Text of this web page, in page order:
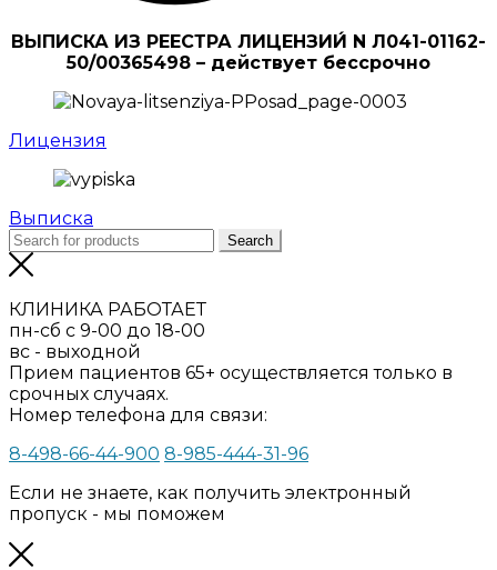
ВЫПИСКА ИЗ РЕЕСТРА ЛИЦЕНЗИИ́ N Л041-01162-
50/00365498 – действует бессрочно
Лицензия
Выписка
Search
КЛИНИКА РАБОТАЕТ
пн-сб с 9-00 до 18-00
вс - выходной
Прием пациентов 65+ осуществляется только в
срочных случаях.
Номер телефона для связи:
8-498-66-44-900 8-985-444-31-96
Если не знаете, как получить электронный
пропуск - мы поможем